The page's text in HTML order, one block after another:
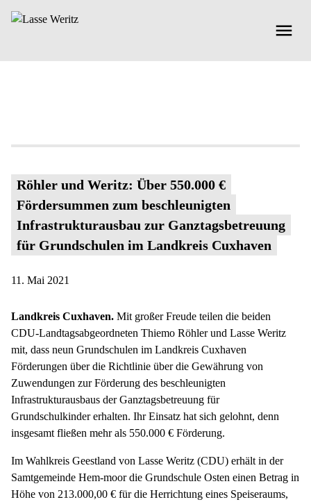
Röhler und Weritz: Über 550.000 €
Fördersummen zum beschleunigten
Infrastrukturausbau zur Ganztagsbetreuung
für Grundschulen im Landkreis Cuxhaven
11. Mai 2021
Landkreis Cuxhaven. Mit großer Freude teilen die beiden
CDU-Landtagsabgeordneten Thiemo Röhler und Lasse Weritz
mit, dass neun Grundschulen im Landkreis Cuxhaven
Förderungen über die Richtlinie über die Gewährung von
Zuwendungen zur Förderung des beschleunigten
Infrastrukturausbaus der Ganztagsbetreuung für
Grundschulkinder erhalten. Ihr Einsatz hat sich gelohnt, denn
insgesamt fließen mehr als 550.000 € Förderung.
Im Wahlkreis Geestland von Lasse Weritz (CDU) erhält in der
Samtgemeinde Hem-moor die Grundschule Osten einen Betrag in
Höhe von 213.000,00 € für die Herrichtung eines Speiseraums,